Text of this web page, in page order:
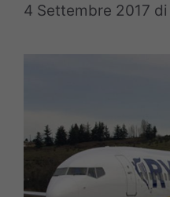
4 Settembre 2017 di